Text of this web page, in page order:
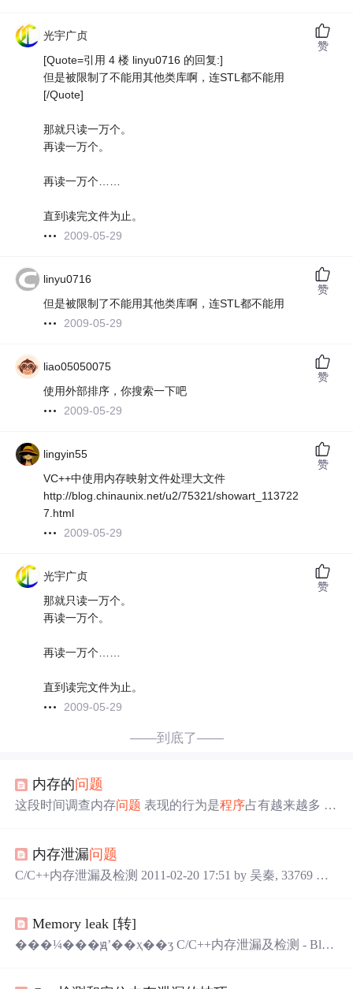
光宇广贞
[Quote=引用 4 楼 linyu0716 的回复:]
但是被限制了不能用其他类库啊，连STL都不能用
[/Quote]
那就只读一万个。
再读一万个。
再读一万个……
直到读完文件为止。
2009-05-29
赞
linyu0716
但是被限制了不能用其他类库啊，连STL都不能用
2009-05-29
赞
liao05050075
使用外部排序，你搜索一下吧
2009-05-29
赞
lingyin55
VC++中使用内存映射文件处理大文件
http://blog.chinaunix.net/u2/75321/showart_113722
7.html
2009-05-29
赞
光宇广贞
那就只读一万个。
再读一万个。
再读一万个……
直到读完文件为止。
2009-05-29
赞
——到底了——
内存的问题
这段时间调查内存问题 表现的行为是程序占有越来越多 起
峰值少于 700k 后来又测试：启动是内存池全部提交虚拟内
存块 结果根本无法运行 只能减少现有的程序中缓存 再裁
内存泄漏问题
C/C++内存泄漏及检测 2011-02-20 17:51 by 吴秦, 33769 阅
长时间运行之后，
可用内存
务失败。内存泄漏是最难发现的常见错误之一，因为除非
Memory leak [转]
���¼���ԭʼ��ҳ��ӡ C/C++内存泄漏及检测 - Blue.